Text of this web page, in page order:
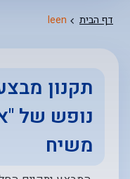
דף הבית leen
תקנון
נופש של
משיח